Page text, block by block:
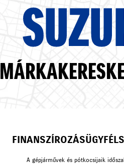
FINANSZÍROZÁS
A gépjárművek és pótkocsijaik